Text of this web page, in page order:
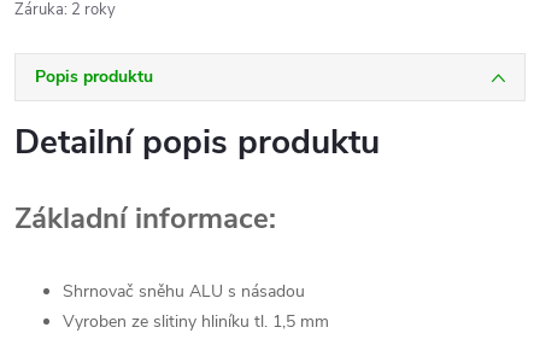
Záruka: 2 roky
Popis produktu
Detailní popis produktu
Základní informace:
Shrnovač sněhu ALU s násadou
Vyroben ze slitiny hliníku tl. 1,5 mm